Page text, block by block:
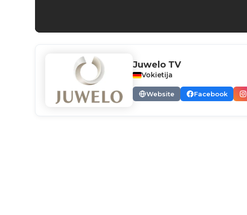
Juwelo TV
Vokietija
Website Facebook